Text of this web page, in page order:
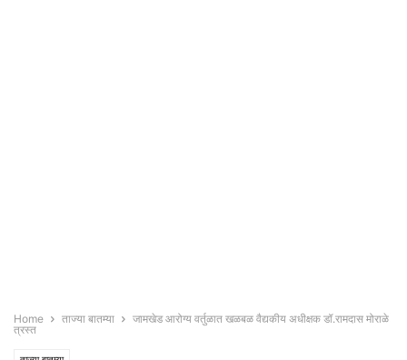
Home ताज्या बातम्या
जामखेड आरोग्य वर्तुळात खळबळ वैद्यकीय अधीक्षक डॉ.रामदास मोराळे
त्रस्त